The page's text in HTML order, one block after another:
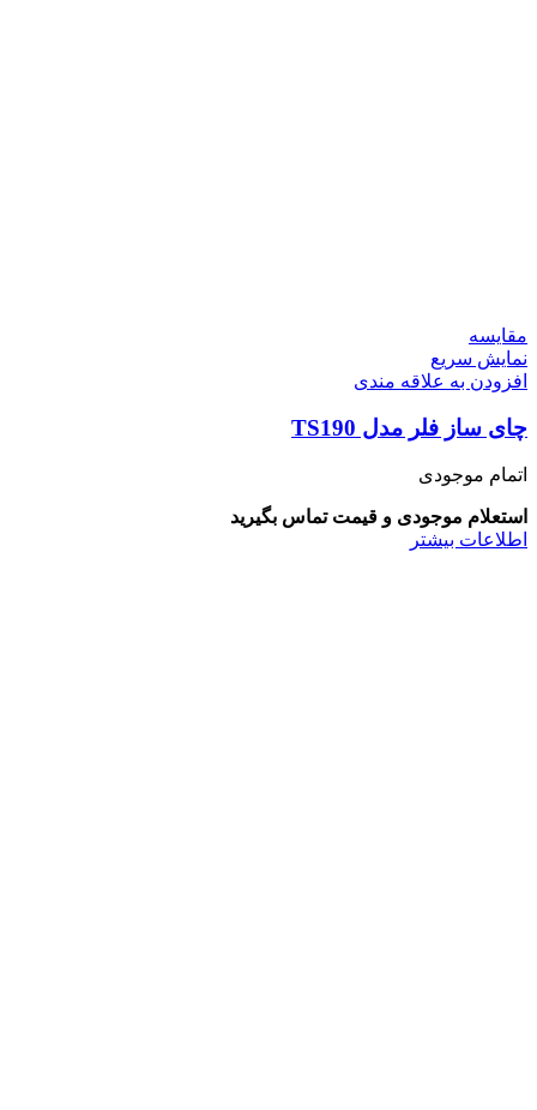
مقايسه
نمایش سریع
افزودن به علاقه مندی
چای ساز فلر مدل TS190
اتمام موجودی
استعلام موجودی و قیمت تماس بگیرید
اطلاعات بیشتر